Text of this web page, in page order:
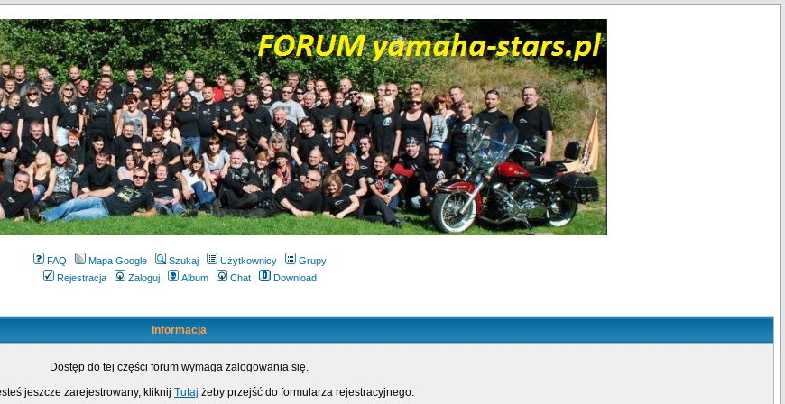
FAQ Mapa Google Szukaj Użytkownicy
Grupy
Rejestracja
Zaloguj Album Chat Download
Informacja
Dostęp do tej części forum wymaga zalogowania się.
jeszcze zarejestrowany, kliknij Tutaj żeby przejść do formularza rejestracyjnego.